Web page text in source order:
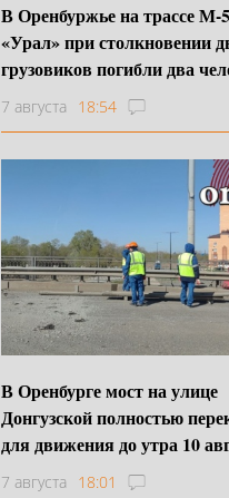
В Оренбуржье на трассе М-5
«Урал» при столкновении
грузовиков погибли два
7 августа 18:54
В Оренбурге мост на улице
Донгузской полностью
для движения до утра 10
7 августа 18:01